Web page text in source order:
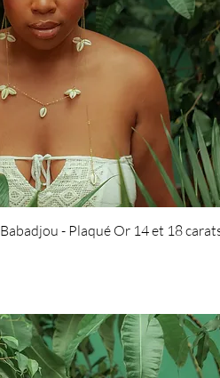
- Plaqué Or 14 et 18